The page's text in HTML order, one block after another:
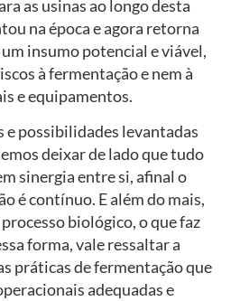
as usinas ao longo desta
na época e agora retorna
insumo potencial e viável,
à fermentação e nem à
e equipamentos.
e possibilidades levantadas
deixar de lado que tudo
sinergia entre si, afinal o
é contínuo. E além do mais,
biológico, o que faz
forma, vale ressaltar a
práticas de fermentação que
adequadas e